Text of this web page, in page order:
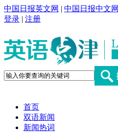
中国日报英文网 | 中国日报中文网
登录 | 注册
首页
双语新闻
新闻热词